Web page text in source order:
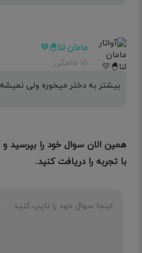
مامان لنا🐣💛
۱۵ ماهگی
بیشتر به دختر میخوره ولی
با تجربه را دریافت کنید.